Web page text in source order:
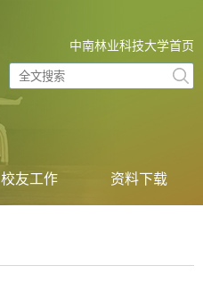
中南林业科技大学首页
校友工作 资料下载